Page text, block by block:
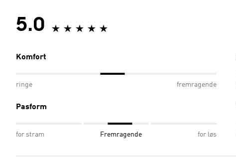
5.0
Komfort
ringe fremragende
Pasform
for stram Fremragende for løs